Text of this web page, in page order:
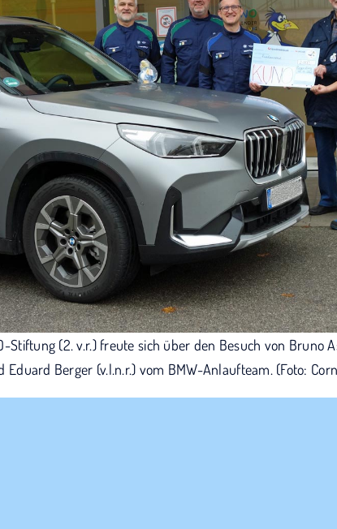
Stiftung (2. v.r.) freute sich über den Besuch von Bruno
Eduard Berger (v.l.n.r.) vom BMW-Anlaufteam. (Foto: